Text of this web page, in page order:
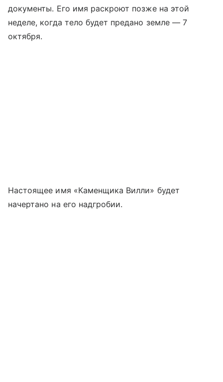
документы. Его имя раскроют позже на этой
неделе, когда тело будет предано земле — 7
октября.
Настоящее имя «Каменщика Вилли» будет
начертано на его надгробии.